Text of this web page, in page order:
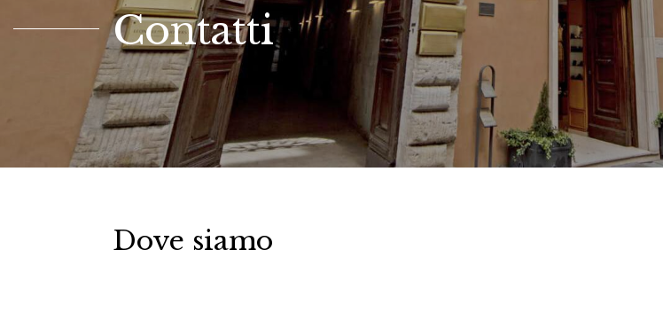
Contatti
Dove siamo